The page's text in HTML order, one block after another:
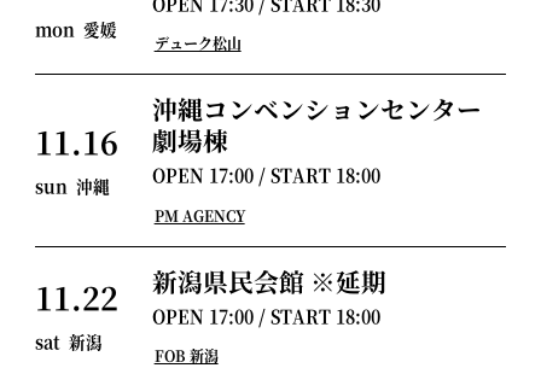
mon 愛媛
デューク松山
11.16
sun 沖縄
沖縄コンベンションセンター
劇場棟
OPEN 17:00 / START 18:00
PM AGENCY
11.22
sat 新潟
新潟県民会館 ※延期
OPEN 17:00 / START 18:00
FOB 新潟